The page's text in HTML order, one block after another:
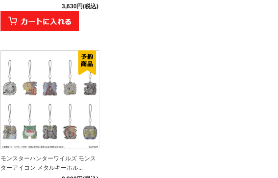
3,630円(税込)
モンスターハンターワイルズ モンス
ターアイコン メタルキーホル...